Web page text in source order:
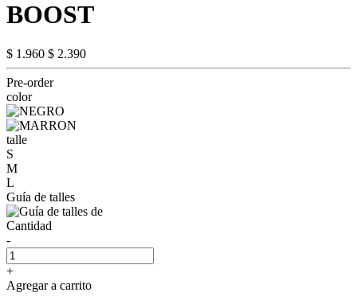
BOOST
$ 1.960 $ 2.390
Pre-order
color
talle
S
M
L
Guía de talles
Cantidad
-
+
Agregar a carrito